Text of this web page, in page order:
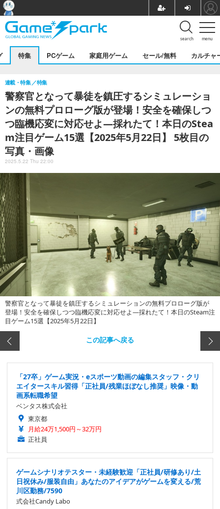
menu
search
特集 PCゲーム 家庭用ゲーム セール/無料 カルチャ
警察官となって暴徒を鎮圧するシミュレーショ
ンの無料プロローグ版が登場！安全を確保しつ
つ臨機応変に対応せよ―採れたて！本日のStea
m注目ゲーム15選【2025年5月22日】 5枚目の
写真・画像
連載・特集 特集
2025.5.22 Thu 22:00
警察官となって暴徒を鎮圧するシミュレーションの無料プロローグ版が
登場！安全を確保しつつ臨機応変に対応せよ―採れたて！本日のSteam注
目ゲーム15選【2025年5月22日】
この記事へ戻る
「27卒」ゲーム実況・eスポーツ動画の編集スタッフ・クリ
エイタースキル習得「正社員/残業ほぼなし推奨」映像・動
画系転職希望
ベンタス株式会社
東京都
月給24万1,500円～32万円
正社員
ゲームシナリオテスター・未経験歓迎「正社員/研修あり/土
日祝休み/服装自由」あなたのアイデアがゲームを変える/荒
川区勤務/7590
式会社Candy Labo